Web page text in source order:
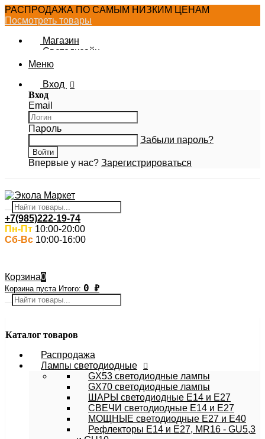
РАСПРОДАЖА ПО САМЫМ НИЗКИМ ЦЕНАМ
Посмотреть товары
Магазин
Светодизайн
Новости Ecola
Меню
Вход
Вход
Email
Пароль
Забыли пароль?
Впервые у нас? Зарегистрироваться
+7(985)222-19-74
Пн-Пт 10:00-20:00
Сб-Вс 10:00-16:00
Корзина0
Корзина пуста Итого: 0 ₽
Каталог товаров
Распродажа
Лампы светодиодные
GX53 светодиодные лампы
GX70 светодиодные лампы
ШАРЫ светодиодные E14 и E27
СВЕЧИ светодиодные E14 и E27
МОЩНЫЕ светодиодные E27 и E40
Рефлекторы E14 и E27, MR16 - GU5,3